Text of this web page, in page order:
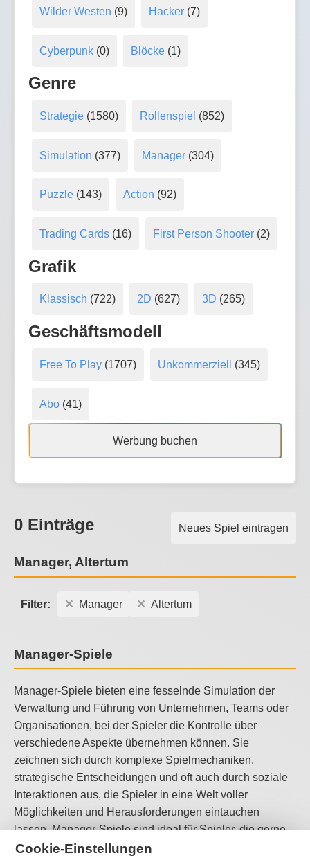
Wilder Westen (9) Hacker (7)
Cyberpunk(0) Blöcke (1)
Genre
Strategie(1580) Rollenspiel (852)
Simulation (377) Manager (304)
Puzzle(143) Action (92)
Trading Cards(16) First Person Shooter (2)
Grafik
Klassisch (722) 2D (627) 3D (265)
Geschäftsmodell
Free To Play(1707) Unkommerziell (345)
Abo(41)
Werbung buchen
Neues Spiel eintragen
0 Einträge
Manager, Altertum
Filter: Manager Altertum
Manager-Spiele
Manager-Spiele bieten eine fesselnde Simulation der
Verwaltung und Führung von Unternehmen, Teams oder
Organisationen, bei der Spieler die Kontrolle über
verschiedene Aspekte übernehmen können. Sie
zeichnen sich durch komplexe Spielmechaniken,
strategische Entscheidungen und oft auch durch soziale
Interaktionen aus, die Spieler in eine Welt voller
Möglichkeiten und Herausforderungen eintauchen
lassen. Manager-Spiele sind ideal für Spieler, die gerne
strategisch denken und komplexe Probleme lösen
Cookie-Einstellungen